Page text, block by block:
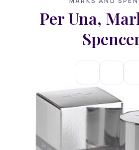
Per Una,